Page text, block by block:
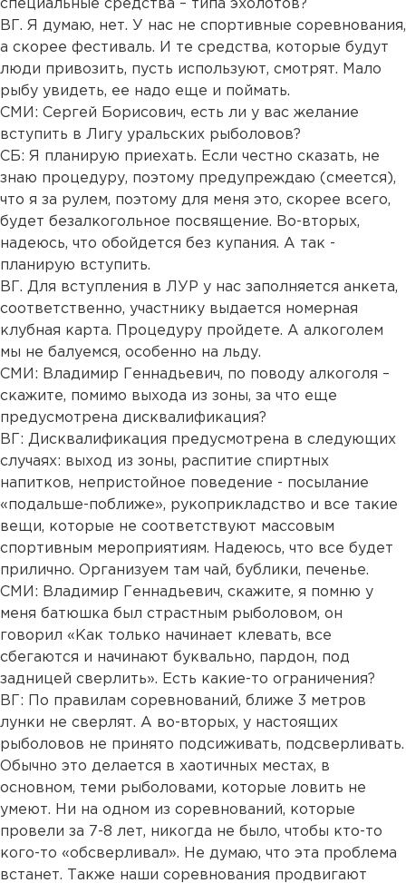
специальные средства – типа эхолотов?
ВГ. Я думаю, нет. У нас не спортивные соревнования,
а скорее фестиваль. И те средства, которые будут
люди привозить, пусть используют, смотрят. Мало
рыбу увидеть, ее надо еще и поймать.
СМИ: Сергей Борисович, есть ли у вас желание
вступить в Лигу уральских рыболовов?
СБ: Я планирую приехать. Если честно сказать, не
знаю процедуру, поэтому предупреждаю (смеется),
что я за рулем, поэтому для меня это, скорее всего,
будет безалкогольное посвящение. Во-вторых,
надеюсь, что обойдется без купания. А так -
планирую вступить.
ВГ. Для вступления в ЛУР у нас заполняется анкета,
соответственно, участнику выдается номерная
клубная карта. Процедуру пройдете. А алкоголем
мы не балуемся, особенно на льду.
СМИ: Владимир Геннадьевич, по поводу алкоголя –
скажите, помимо выхода из зоны, за что еще
предусмотрена дисквалификация?
ВГ: Дисквалификация предусмотрена в следующих
случаях: выход из зоны, распитие спиртных
напитков, непристойное поведение - посылание
«подальше-поближе», рукоприкладство и все такие
вещи, которые не соответствуют массовым
спортивным мероприятиям. Надеюсь, что все будет
прилично. Организуем там чай, бублики, печенье.
СМИ: Владимир Геннадьевич, скажите, я помню у
меня батюшка был страстным рыболовом, он
говорил «Как только начинает клевать, все
сбегаются и начинают буквально, пардон, под
задницей сверлить». Есть какие-то ограничения?
ВГ: По правилам соревнований, ближе 3 метров
лунки не сверлят. А во-вторых, у настоящих
рыболовов не принято подсиживать, подсверливать.
Обычно это делается в хаотичных местах, в
основном, теми рыболовами, которые ловить не
умеют. Ни на одном из соревнований, которые
провели за 7-8 лет, никогда не было, чтобы кто-то
кого-то «обсверливал». Не думаю, что эта проблема
встанет. Также наши соревнования продвигают